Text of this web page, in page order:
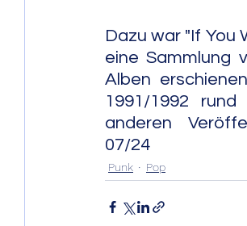
Dazu war "If You
eine Sammlung
Alben
1991/1992
anderen
07/24
Punk Pop